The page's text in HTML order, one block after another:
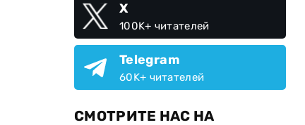
X
100K+ читателей
Telegram
60K+ читателей
СМОТРИТЕ НАС НА